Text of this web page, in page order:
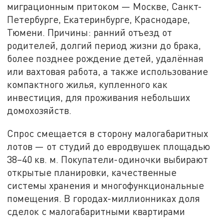
миграционным притоком — Москве, Санкт-
Петербурге, Екатеринбурге, Краснодаре,
Тюмени. Причины: ранний отъезд от
родителей, долгий период жизни до брака,
более позднее рождение детей, удалённая
или вахтовая работа, а также использование
компактного жилья, купленного как
инвестиция, для проживания небольших
домохозяйств.
Спрос смещается в сторону малогабаритных
лотов — от студий до евродвушек площадью
38–40 кв. м. Покупатели-одиночки выбирают
открытые планировки, качественные
системы хранения и многофункциональные
помещения. В городах-миллионниках доля
сделок с малогабаритными квартирами